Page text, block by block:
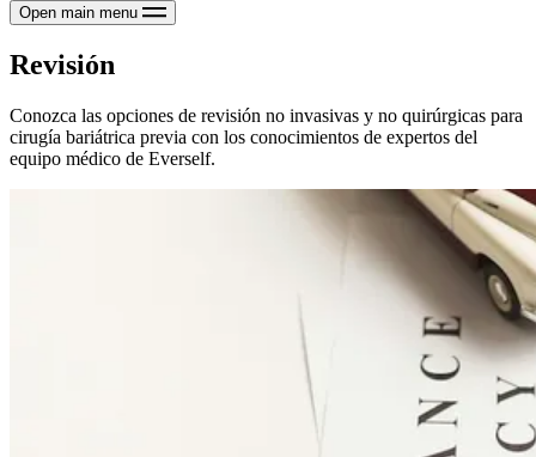
Open main menu
Revisión
Conozca las opciones de revisión no invasivas y no quirúrgicas para
cirugía bariátrica previa con los conocimientos de expertos del
equipo médico de Everself.